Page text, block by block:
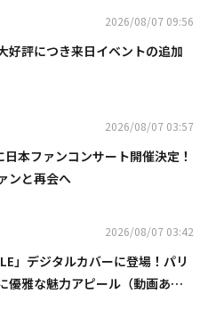
2026/08/07 09:56
好評につき来日イベントの追加
2026/08/07 03:57
日本ファンコンサート開催決定！
ンと再会へ
2026/08/07 03:42
」デジタルカバーに登場！パリ
優雅な魅力アピール（動画あ